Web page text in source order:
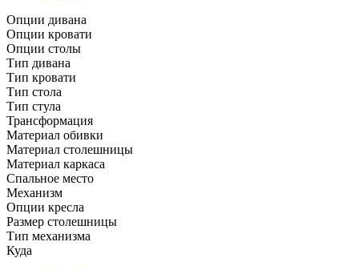
Опции дивана
Опции кровати
Опции столы
Тип дивана
Тип кровати
Тип стола
Тип стула
Трансформация
Материал обивки
Материал столешницы
Материал каркаса
Спальное место
Механизм
Опции кресла
Размер столешницы
Тип механизма
Куда